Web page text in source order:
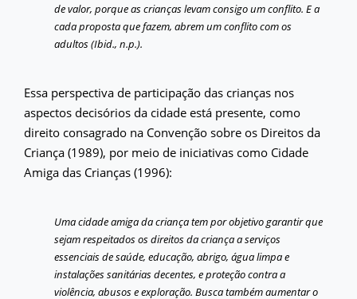
de valor, porque as crianças levam consigo um conflito. E a
cada proposta que fazem, abrem um conflito com os
adultos (Ibid., n.p.).
Essa perspectiva de participação das crianças nos
aspectos decisórios da cidade está presente, como
direito consagrado na Convenção sobre os Direitos da
Criança (1989), por meio de iniciativas como Cidade
Amiga das Crianças (1996):
Uma cidade amiga da criança tem por objetivo garantir que
sejam respeitados os direitos da criança a serviços
essenciais de saúde, educação, abrigo, água limpa e
instalações sanitárias decentes, e proteção contra a
violência, abusos e exploração. Busca também aumentar o